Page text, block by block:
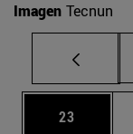
Imagen Tecnun
Página
23